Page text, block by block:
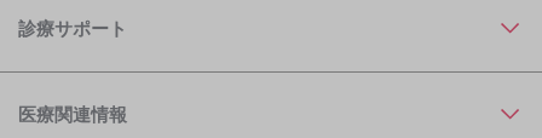
診療サポート
医療関連情報